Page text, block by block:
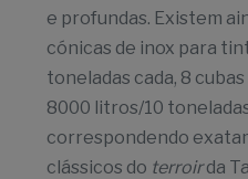
e profundas. Existem
cónicas de inox para
toneladas cada, 8
8000 litros/10
correspondendo
clássicos do terroirda